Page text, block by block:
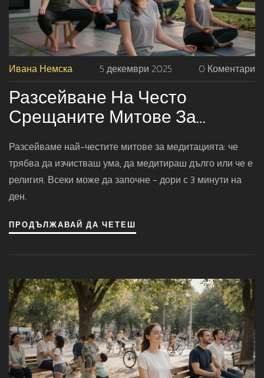
Ивана Немска 5 декември 2025 0 Коментари
Разсейване На Често
Срещаните Митове За
Медитацията
Разсейваме най-честите митове за медитацията: че
трябва да изчистваш ума, да медитираш дълго или че е
религия. Всеки може да започне - дори с 3 минути на
ден.
ПРОДЪЛЖАВАЙ ДА ЧЕТЕШ